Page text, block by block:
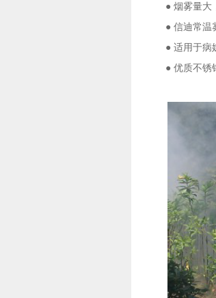
● 烟雾量大
● 信迪常温
● 适用于病
● 优质不锈